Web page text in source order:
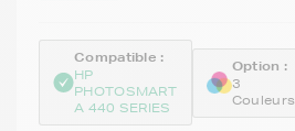
Compatible :
HP
PHOTOSMART
A 440 SERIES
Option :
3
Couleurs